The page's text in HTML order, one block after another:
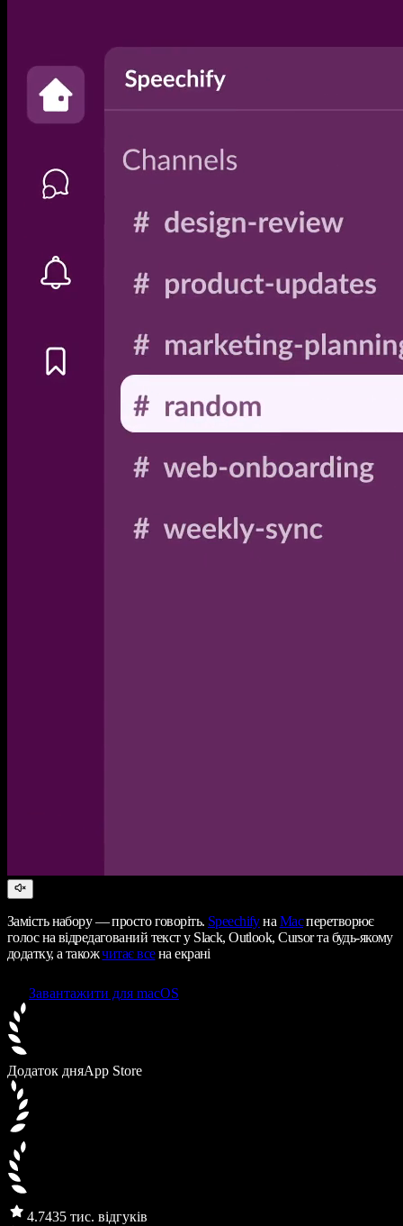
Замість набору — просто говоріть. Speechifyна Macперетворює
голос на відредагований текст у Slack, Outlook, Cursor та будь-якому
додатку, а такожчитає всена екрані
Завантажити для macOS
Додаток дняApp Store
4.7435 тис. відгуків